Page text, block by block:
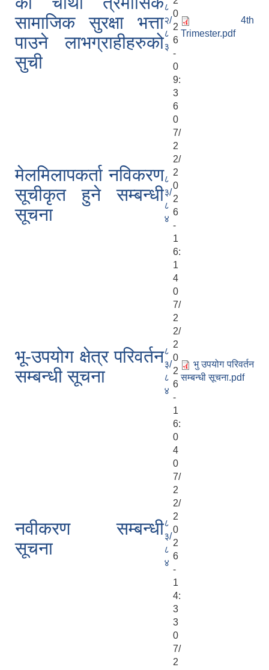
सामाजिक सुरक्षा भत्ता
पाउने लाभग्राहीहरुको
सुची
८
२/
८
३
0
2
6
-
0
9:
3
6
4th
Trimester.pdf
मेलमिलापकर्ता नविकरण
सूचीकृत हुने सम्बन्धी
सूचना
८
३/
८
४
0
7/
2
2/
2
0
2
6
-
1
6:
1
4
भू-उपयोग क्षेत्र परिवर्तन
सम्बन्धी सूचना
८
३/
८
४
0
7/
2
2/
2
0
2
6
-
1
6:
0
4
भु उपयोग परिवर्तन
सम्बन्धी सूचना.pdf
नवीकरण सम्बन्धी
सूचना
८
३/
८
४
0
7/
2
2/
2
0
2
6
-
1
4:
3
3
0
7/
2